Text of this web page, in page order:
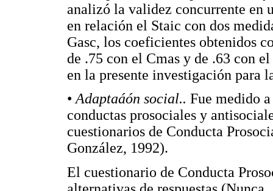
analizó la validez concurrente en
en relación el Staic con dos
Gasc, los coeficientes obtenidos
de .75 con el Cmas y de .63 con
en la presente investigación para
•Adaptaáón social.. Fue medido
conductas prosociales y
cuestionarios de Conducta
González, 1992).
El cuestionario de Conducta